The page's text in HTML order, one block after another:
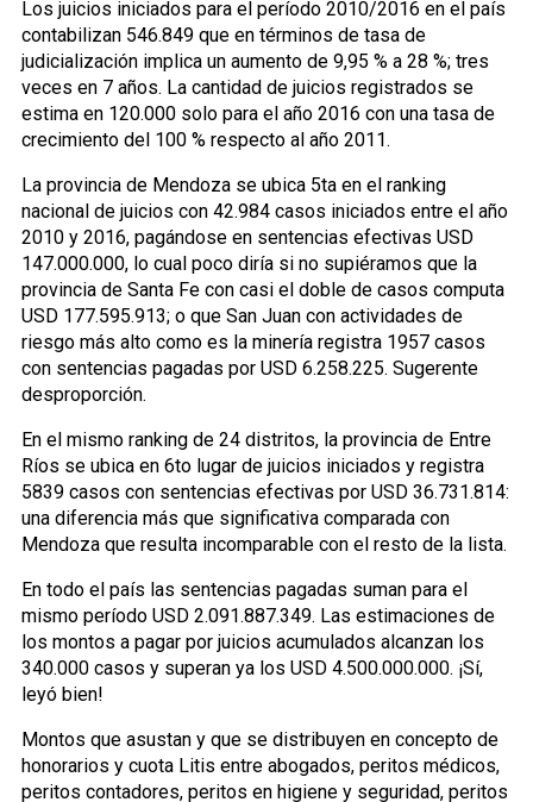
Los juicios iniciados para el período 2010/2016 en el país
contabilizan 546.849 que en términos de tasa de
judicialización implica un aumento de 9,95 % a 28 %; tres
veces en 7 años. La cantidad de juicios registrados se
estima en 120.000 solo para el año 2016 con una tasa de
crecimiento del 100 % respecto al año 2011.
La provincia de Mendoza se ubica 5ta en el ranking
nacional de juicios con 42.984 casos iniciados entre el año
2010 y 2016, pagándose en sentencias efectivas USD
147.000.000, lo cual poco diría si no supiéramos que la
provincia de Santa Fe con casi el doble de casos computa
USD 177.595.913; o que San Juan con actividades de
riesgo más alto como es la minería registra 1957 casos
con sentencias pagadas por USD 6.258.225. Sugerente
desproporción.
En el mismo ranking de 24 distritos, la provincia de Entre
Ríos se ubica en 6to lugar de juicios iniciados y registra
5839 casos con sentencias efectivas por USD 36.731.814:
una diferencia más que significativa comparada con
Mendoza que resulta incomparable con el resto de la lista.
En todo el país las sentencias pagadas suman para el
mismo período USD 2.091.887.349. Las estimaciones de
los montos a pagar por juicios acumulados alcanzan los
340.000 casos y superan ya los USD 4.500.000.000. ¡Sí,
leyó bien!
Montos que asustan y que se distribuyen en concepto de
honorarios y cuota Litis entre abogados, peritos médicos,
peritos contadores, peritos en higiene y seguridad, peritos